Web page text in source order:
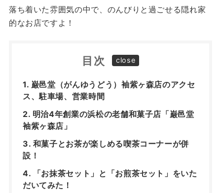
落ち着いた雰囲気の中で、のんびりと過ごせる隠れ家
的なお店ですよ！
目次
巌邑堂（がんゆうどう）袖紫ヶ森店のアクセ
ス、駐車場、営業時間
明治4年創業の浜松の老舗和菓子店「巌邑堂
袖紫ヶ森店」
和菓子とお茶が楽しめる喫茶コーナーが併
設！
「お抹茶セット」と「お煎茶セット」をいた
だいてみた！